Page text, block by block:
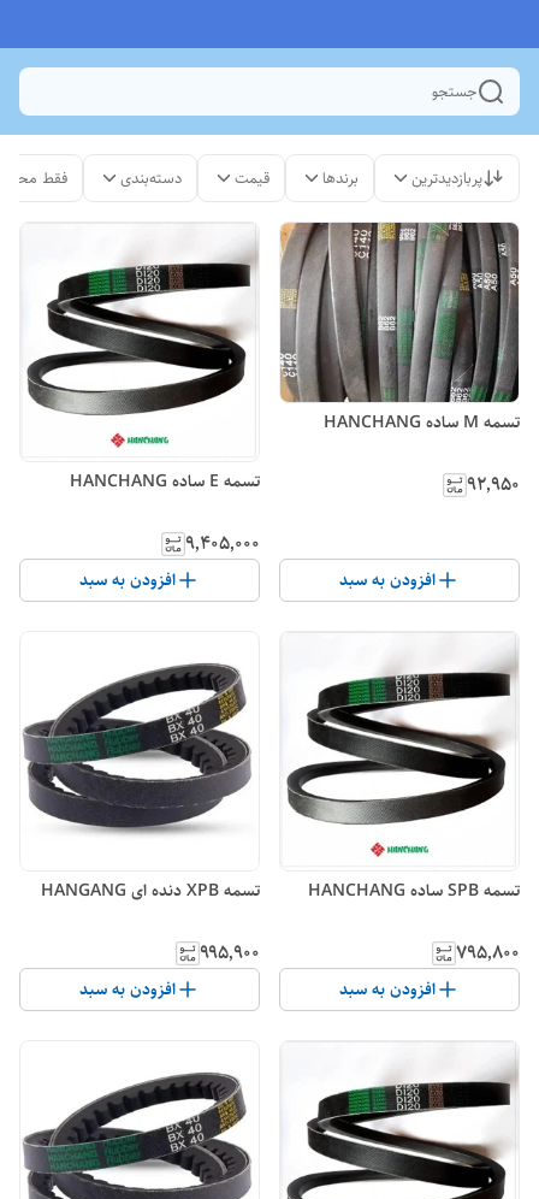
جستجو
پربازدیدترین برندها قیمت دسته‌بندی فقط
تسمه M ساده HANCHANG
۹۲٬۹۵۰
افزودن به سبد
تسمه E ساده HANCHANG
۹٬۴۰۵٬۰۰۰
افزودن به سبد
تسمه SPB ساده HANCHANG
۷۹۵٬۸۰۰
افزودن به سبد
تسمه XPB دنده ای HANGANG
۹۹۵٬۹۰۰
افزودن به سبد